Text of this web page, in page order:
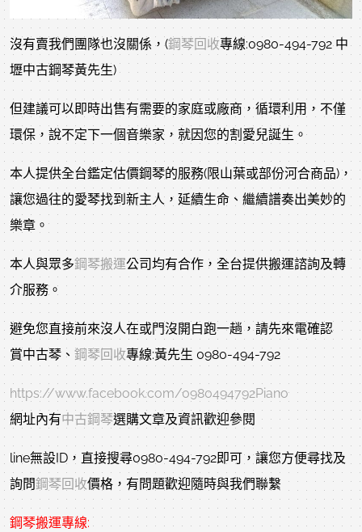
沒有賣我們團隊也沒關係，(鋼琴回收專線:0980-494-792 中
壢中古鋼琴黃先生)
但建議可以即時出售有需要的家庭或廠商，循環利用，不僅
環保，說不定下一個音樂家，就因您的割愛兒誕生。
本人提供全台鑑定估價鋼琴的服務(限山葉或部份河合商品)，
讓您過往的愛琴找到新主人，延續生命、繼續譜奏出美妙的
樂章。
本人與眾多鋼琴搬運公司均有合作，全台提供搬運諮詢及轉
介服務。
避免您直接前來沒人在或門沒開白跑一趟，請先來電確認
賞中古琴、 鋼琴回收專線:黃先生 0980-494-792
https://www.facebook.com/0980494792Piano
網址內有中古鋼琴選購文章及資訊歡迎參閱
line無設ID，直接搜尋0980-494-792即可，讓您方便尋找及
詢問鋼琴回收價格，有問題歡迎隨時與我們聯繫
鋼琴搬運專線: